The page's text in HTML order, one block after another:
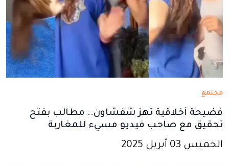
مجتمع
فضيحة أخلاقية تهز شفشاون.. مطالب بفتح
تحقيق مع صاحب فيديو مسيء للمغاربة
الخميس 03 أبريل 2025